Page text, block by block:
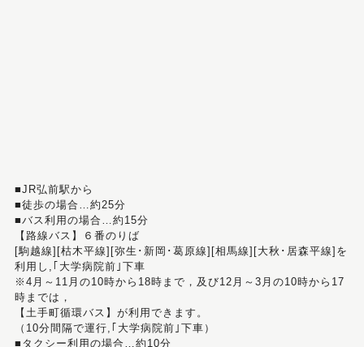
■JR弘前駅から
■徒歩の場合…約25分
■バス利用の場合…約15分
【路線バス】６番のりば
[駒越線][枯木平線][弥生･新岡･葛原線][相馬線][大秋･居森平線]を
利用し,｢大学病院前｣下車
※4月～11月の10時から18時まで，及び12月～3月の10時から17
時までは，
【土手町循環バス】が利用できます。
（10分間隔で運行,｢大学病院前｣下車）
■タクシー利用の場合…約10分